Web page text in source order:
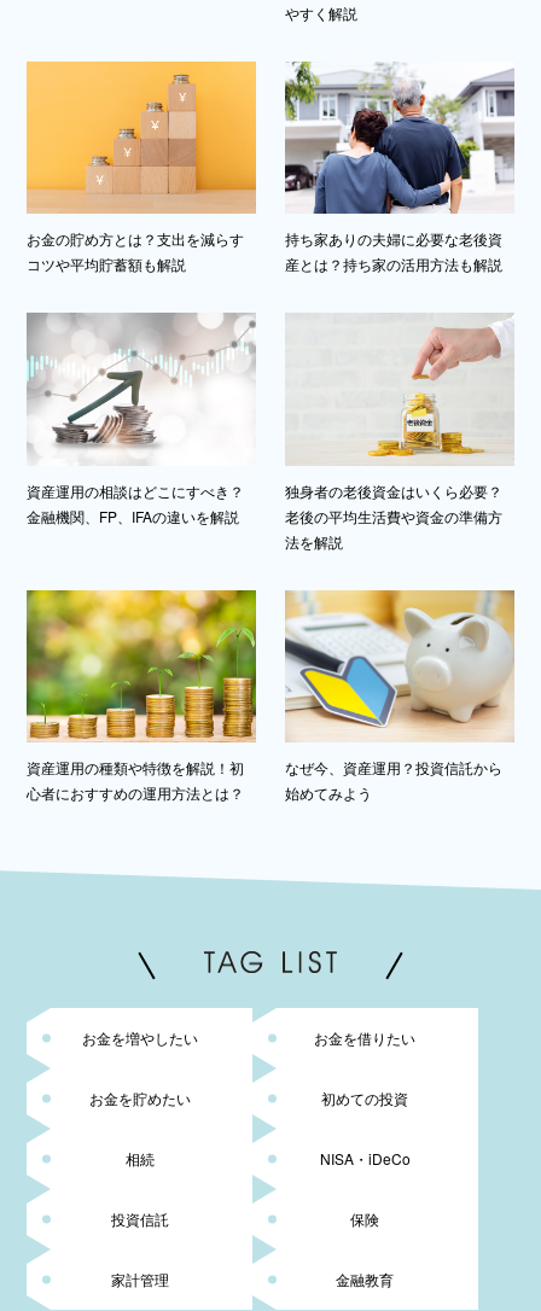
やすく解説
お金の貯め方とは？支出を減らす
コツや平均貯蓄額も解説
持ち家ありの夫婦に必要な老後資
産とは？持ち家の活用方法も解説
資産運用の相談はどこにすべき？
金融機関、FP、IFAの違いを解説
独身者の老後資金はいくら必要？
老後の平均生活費や資金の準備方
法を解説
資産運用の種類や特徴を解説！初
心者におすすめの運用方法とは？
なぜ今、資産運用？投資信託から
始めてみよう
お金を増やしたい お金を借りたい
お金を貯めたい 初めての投資
相続 NISA・iDeCo
投資信託 保険
家計管理 金融教育